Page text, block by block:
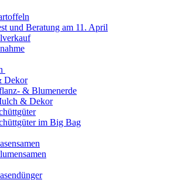
und Beratung am 11. April
Dekor
& Blumenerde
& Dekor
im Big Bag